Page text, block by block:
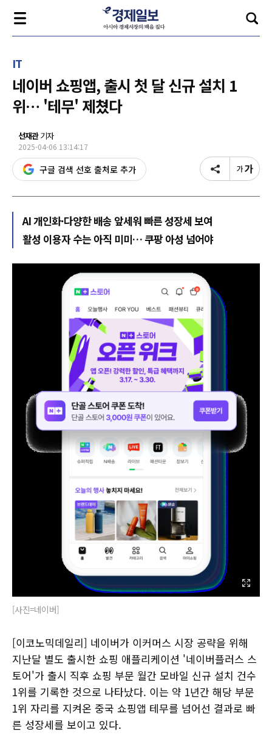
IT
네이버 쇼핑앱, 출시 첫 달 신규 설치 1
위… '테무' 제쳤다
선재관기자
2025-04-06 13:14:17
구글 검색 선호 출처로 추가
AI 개인화·다양한 배송 앞세워 빠른 성장세 보여
활성 이용자 수는 아직 미미… 쿠팡 아성 넘어야
[사진=네이버]
[이코노믹데일리] 네이버가 이커머스 시장 공략을 위해
지난달 별도 출시한 쇼핑 애플리케이션 '네이버플러스 스
토어'가 출시 직후 쇼핑 부문 월간 모바일 신규 설치 건수
1위를 기록한 것으로 나타났다. 이는 약 1년간 해당 부문
1위 자리를 지켜온 중국 쇼핑앱 테무를 넘어선 결과로 빠
른 성장세를 보이고 있다.